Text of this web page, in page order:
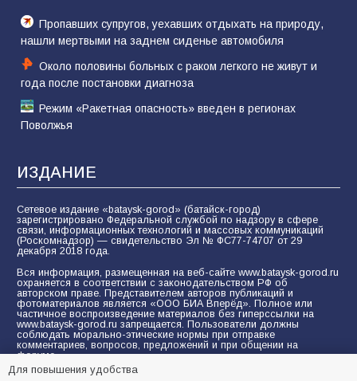
Пропавших супругов, уехавших отдыхать на природу,
нашли мертвыми на заднем сиденье автомобиля
Около половины больных с раком легкого не живут и
года после постановки диагноза
Режим «Ракетная опасность» введен в регионах
Поволжья
ИЗДАНИЕ
Сетевое издание «bataysk-gorod» (батайск-город)
зарегистрировано Федеральной службой по надзору в сфере
связи, информационных технологий и массовых коммуникаций
(Роскомнадзор) — свидетельство Эл № ФС77-74707 от 29
декабря 2018 года.
Вся информация, размещенная на веб-сайте www.bataysk-gorod.ru
охраняется в соответствии с законодательством РФ об
авторском праве. Представителем авторов публикаций и
фотоматериалов является «ООО БИА Вперёд». Полное или
частичное воспроизведение материалов без гиперссылки на
www.bataysk-gorod.ru запрещается. Пользователи должны
соблюдать морально-этические нормы при отправке
комментариев, вопросов, предложений и при общении на
форуме.
Политика конфиденциальности и защиты информации
Для повышения удобства